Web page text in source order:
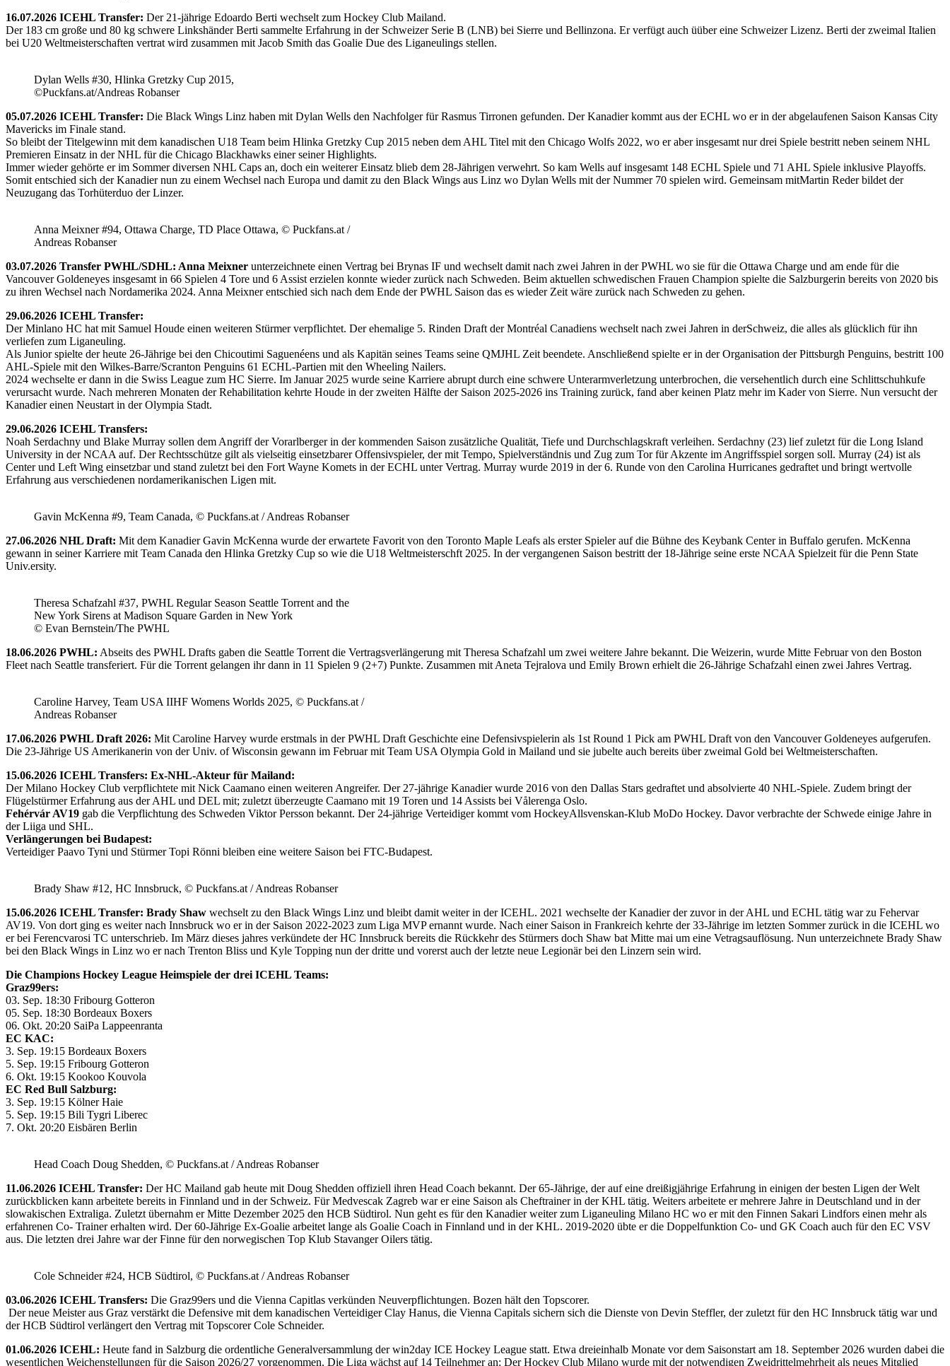
16.07.2026 ICEHL Transfer: Der 21-jährige Edoardo Berti wechselt zum Hockey Club Mailand.
Der 183 cm große und 80 kg schwere Linkshänder Berti sammelte Erfahrung in der Schweizer Serie B (LNB) bei Sierre und Bellinzona. Er verfügt auch üüber eine Schweizer Lizenz. Berti der zweimal Italien
bei U20 Weltmeisterschaften vertrat wird zusammen mit Jacob Smith das Goalie Due des Liganeulings stellen.
Dylan Wells #30, Hlinka Gretzky Cup 2015,
©Puckfans.at/Andreas Robanser
05.07.2026 ICEHL Transfer: Die Black Wings Linz haben mit Dylan Wells den Nachfolger für Rasmus Tirronen gefunden. Der Kanadier kommt aus der ECHL wo er in der abgelaufenen Saison Kansas City
Mavericks im Finale stand.
So bleibt der Titelgewinn mit dem kanadischen U18 Team beim Hlinka Gretzky Cup 2015 neben dem AHL Titel mit den Chicago Wolfs 2022, wo er aber insgesamt nur drei Spiele bestritt neben seinem NHL
Premieren Einsatz in der NHL für die Chicago Blackhawks einer seiner Highlights.
Immer wieder gehörte er im Sommer diversen NHL Caps an, doch ein weiterer Einsatz blieb dem 28-Jährigen verwehrt. So kam Wells auf insgesamt 148 ECHL Spiele und 71 AHL Spiele inklusive Playoffs.
Somit entschied sich der Kanadier nun zu einem Wechsel nach Europa und damit zu den Black Wings aus Linz wo Dylan Wells mit der Nummer 70 spielen wird. Gemeinsam mitMartin Reder bildet der
Neuzugang das Torhüterduo der Linzer.
Anna Meixner #94, Ottawa Charge, TD Place Ottawa, © Puckfans.at /
Andreas Robanser
03.07.2026 Transfer PWHL/SDHL: Anna Meixner unterzeichnete einen Vertrag bei Brynas IF und wechselt damit nach zwei Jahren in der PWHL wo sie für die Ottawa Charge und am ende für die
Vancouver Goldeneyes insgesamt in 66 Spielen 4 Tore und 6 Assist erzielen konnte wieder zurück nach Schweden. Beim aktuellen schwedischen Frauen Champion spielte die Salzburgerin bereits von 2020 bis
zu ihren Wechsel nach Nordamerika 2024. Anna Meixner entschied sich nach dem Ende der PWHL Saison das es wieder Zeit wäre zurück nach Schweden zu gehen.
29.06.2026 ICEHL Transfer:
Der Minlano HC hat mit Samuel Houde einen weiteren Stürmer verpflichtet. Der ehemalige 5. Rinden Draft der Montréal Canadiens wechselt nach zwei Jahren in derSchweiz, die alles als glücklich für ihn
verliefen zum Liganeuling.
Als Junior spielte der heute 26-Jährige bei den Chicoutimi Saguenéens und als Kapitän seines Teams seine QMJHL Zeit beendete. Anschließend spielte er in der Organisation der Pittsburgh Penguins, bestritt 100
AHL-Spiele mit den Wilkes-Barre/Scranton Penguins 61 ECHL-Partien mit den Wheeling Nailers.
2024 wechselte er dann in die Swiss League zum HC Sierre. Im Januar 2025 wurde seine Karriere abrupt durch eine schwere Unterarmverletzung unterbrochen, die versehentlich durch eine Schlittschuhkufe
verursacht wurde. Nach mehreren Monaten der Rehabilitation kehrte Houde in der zweiten Hälfte der Saison 2025-2026 ins Training zurück, fand aber keinen Platz mehr im Kader von Sierre. Nun versucht der
Kanadier einen Neustart in der Olympia Stadt.
29.06.2026 ICEHL Transfers:
Noah Serdachny und Blake Murray sollen dem Angriff der Vorarlberger in der kommenden Saison zusätzliche Qualität, Tiefe und Durchschlagskraft verleihen. Serdachny (23) lief zuletzt für die Long Island
University in der NCAA auf. Der Rechtsschütze gilt als vielseitig einsetzbarer Offensivspieler, der mit Tempo, Spielverständnis und Zug zum Tor für Akzente im Angriffsspiel sorgen soll. Murray (24) ist als
Center und Left Wing einsetzbar und stand zuletzt bei den Fort Wayne Komets in der ECHL unter Vertrag. Murray wurde 2019 in der 6. Runde von den Carolina Hurricanes gedraftet und bringt wertvolle
Erfahrung aus verschiedenen nordamerikanischen Ligen mit.
Gavin McKenna #9, Team Canada, © Puckfans.at / Andreas Robanser
27.06.2026 NHL Draft: Mit dem Kanadier Gavin McKenna wurde der erwartete Favorit von den Toronto Maple Leafs als erster Spieler auf die Bühne des Keybank Center in Buffalo gerufen. McKenna
gewann in seiner Karriere mit Team Canada den Hlinka Gretzky Cup so wie die U18 Weltmeisterschft 2025. In der vergangenen Saison bestritt der 18-Jährige seine erste NCAA Spielzeit für die Penn State
Univ.ersity.
Theresa Schafzahl #37, PWHL Regular Season Seattle Torrent and the
New York Sirens at Madison Square Garden in New York
© Evan Bernstein/The PWHL
18.06.2026 PWHL: Abseits des PWHL Drafts gaben die Seattle Torrent die Vertragsverlängerung mit Theresa Schafzahl um zwei weitere Jahre bekannt. Die Weizerin, wurde Mitte Februar von den Boston
Fleet nach Seattle transferiert. Für die Torrent gelangen ihr dann in 11 Spielen 9 (2+7) Punkte. Zusammen mit Aneta Tejralova und Emily Brown erhielt die 26-Jährige Schafzahl einen zwei Jahres Vertrag.
Caroline Harvey, Team USA IIHF Womens Worlds 2025, © Puckfans.at /
Andreas Robanser
17.06.2026 PWHL Draft 2026: Mit Caroline Harvey wurde erstmals in der PWHL Draft Geschichte eine Defensivspielerin als 1st Round 1 Pick am PWHL Draft von den Vancouver Goldeneyes aufgerufen.
Die 23-Jährige US Amerikanerin von der Univ. of Wisconsin gewann im Februar mit Team USA Olympia Gold in Mailand und sie jubelte auch bereits über zweimal Gold bei Weltmeisterschaften.
15.06.2026 ICEHL Transfers: Ex-NHL-Akteur für Mailand:
Der Milano Hockey Club verpflichtete mit Nick Caamano einen weiteren Angreifer. Der 27-jährige Kanadier wurde 2016 von den Dallas Stars gedraftet und absolvierte 40 NHL-Spiele. Zudem bringt der
Flügelstürmer Erfahrung aus der AHL und DEL mit; zuletzt überzeugte Caamano mit 19 Toren und 14 Assists bei Vålerenga Oslo.
Fehérvár AV19 gab die Verpflichtung des Schweden Viktor Persson bekannt. Der 24-jährige Verteidiger kommt vom HockeyAllsvenskan-Klub MoDo Hockey. Davor verbrachte der Schwede einige Jahre in
der Liiga und SHL.
Verlängerungen bei Budapest:
Verteidiger Paavo Tyni und Stürmer Topi Rönni bleiben eine weitere Saison bei FTC-Budapest.
Brady Shaw #12, HC Innsbruck, © Puckfans.at / Andreas Robanser
15.06.2026 ICEHL Transfer: Brady Shaw wechselt zu den Black Wings Linz und bleibt damit weiter in der ICEHL. 2021 wechselte der Kanadier der zuvor in der AHL und ECHL tätig war zu Fehervar
AV19. Von dort ging es weiter nach Innsbruck wo er in der Saison 2022-2023 zum Liga MVP ernannt wurde. Nach einer Saison in Frankreich kehrte der 33-Jährige im letzten Sommer zurück in die ICEHL wo
er bei Ferencvarosi TC unterschrieb. Im März dieses jahres verkündete der HC Innsbruck bereits die Rückkehr des Stürmers doch Shaw bat Mitte mai um eine Vetragsauflösung. Nun unterzeichnete Brady Shaw
bei den Black Wings in Linz wo er nach Trenton Bliss und Kyle Topping nun der dritte und vorerst auch der letzte neue Legionär bei den Linzern sein wird.
Die Champions Hockey League Heimspiele der drei ICEHL Teams:
Graz99ers:
03. Sep. 18:30 Fribourg Gotteron
05. Sep. 18:30 Bordeaux Boxers
06. Okt. 20:20 SaiPa Lappeenranta
EC KAC:
3. Sep. 19:15 Bordeaux Boxers
5. Sep. 19:15 Fribourg Gotteron
6. Okt. 19:15 Kookoo Kouvola
EC Red Bull Salzburg:
3. Sep. 19:15 Kölner Haie
5. Sep. 19:15 Bili Tygri Liberec
7. Okt. 20:20 Eisbären Berlin
Head Coach Doug Shedden, © Puckfans.at / Andreas Robanser
11.06.2026 ICEHL Transfer: Der HC Mailand gab heute mit Doug Shedden offiziell ihren Head Coach bekannt. Der 65-Jährige, der auf eine dreißigjährige Erfahrung in einigen der besten Ligen der Welt
zurückblicken kann arbeitete bereits in Finnland und in der Schweiz. Für Medvescak Zagreb war er eine Saison als Cheftrainer in der KHL tätig. Weiters arbeitete er mehrere Jahre in Deutschland und in der
slowakischen Extraliga. Zuletzt übernahm er Mitte Dezember 2025 den HCB Südtirol. Nun geht es für den Kanadier weiter zum Liganeuling Milano HC wo er mit den Finnen Sakari Lindfors einen mehr als
erfahrenen Co- Trainer erhalten wird. Der 60-Jährige Ex-Goalie arbeitet lange als Goalie Coach in Finnland und in der KHL. 2019-2020 übte er die Doppelfunktion Co- und GK Coach auch für den EC VSV
aus. Die letzten drei Jahre war der Finne für den norwegischen Top Klub Stavanger Oilers tätig.
Cole Schneider #24, HCB Südtirol, © Puckfans.at / Andreas Robanser
03.06.2026 ICEHL Transfers: Die Graz99ers und die Vienna Capitlas verkünden Neuverpflichtungen. Bozen hält den Topscorer.
Der neue Meister aus Graz verstärkt die Defensive mit dem kanadischen Verteidiger Clay Hanus, die Vienna Capitals sichern sich die Dienste von Devin Steffler, der zuletzt für den HC Innsbruck tätig war und
der HCB Südtirol verlängert den Vertrag mit Topscorer Cole Schneider.
01.06.2026 ICEHL: Heute fand in Salzburg die ordentliche Generalversammlung der win2day ICE Hockey League statt. Etwa dreieinhalb Monate vor dem Saisonstart am 18. September 2026 wurden dabei die
wesentlichen Weichenstellungen für die Saison 2026/27 vorgenommen. Die Liga wächst auf 14 Teilnehmer an: Der Hockey Club Milano wurde mit der notwendigen Zweidrittelmehrheit als neues Mitglied